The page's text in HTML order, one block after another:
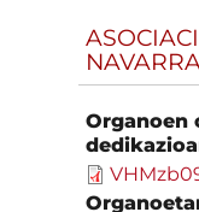
NAVARRA
Organoen